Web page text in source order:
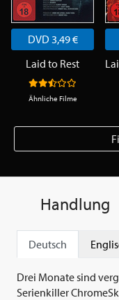
DVD 3,49 €
Laid to Rest
Ähnliche Filme
Handlung
Deutsch
Drei Monate sind
Serienkiller